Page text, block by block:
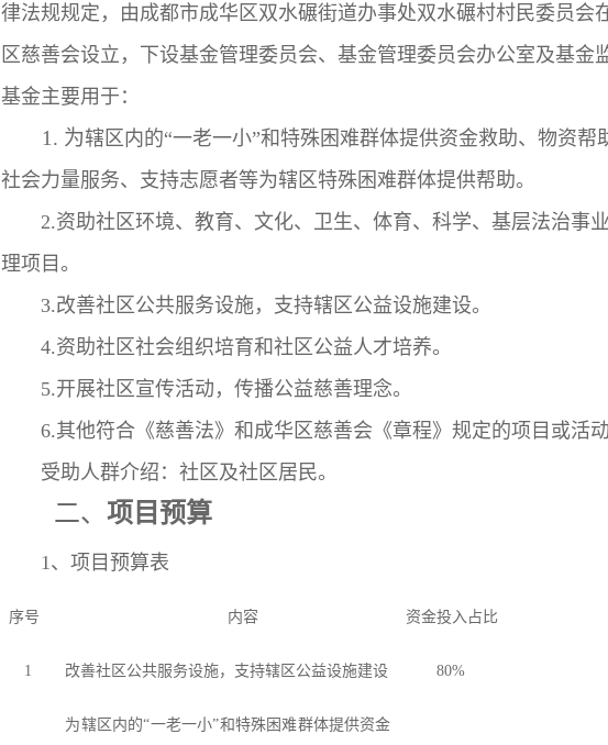
律法规规定，由成都市成华区双水碾街道办事处双水碾村村民委员会
区慈善会设立，下设基金管理委员会、基金管理委员会办公室及基金
基金主要用于：
1. 为辖区内的“一老一小”和特殊困难群体提供资金救助、物资帮
社会力量服务、支持志愿者等为辖区特殊困难群体提供帮助。
2.资助社区环境、教育、文化、卫生、体育、科学、基层法治事
理项目。
3.改善社区公共服务设施，支持辖区公益设施建设。
4.资助社区社会组织培育和社区公益人才培养。
5.开展社区宣传活动，传播公益慈善理念。
6.其他符合《慈善法》和成华区慈善会《章程》规定的项目或活动
受助人群介绍：社区及社区居民。
二、项目预算
1 、项目预算表
序号 内容 资金投入占比
1 改善社区公共服务设施，支持辖区公益设施建设 80%
为辖区内的“一老一小”和特殊困难群体提供资金